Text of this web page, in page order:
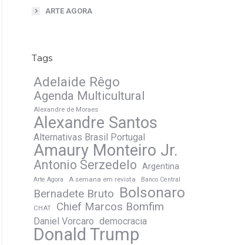
ARTE AGORA
Tags
Adelaide Rêgo
Agenda Multicultural
Alexandre de Moraes
Alexandre Santos
Alternativas Brasil Portugal
Amaury Monteiro Jr.
Antonio Serzedelo Argentina
Arte Agora A semana em revista Banco Central
Bernadete Bruto Bolsonaro
CHAT Chief Marcos Bomfim
Daniel Vorcaro democracia
Donald Trump